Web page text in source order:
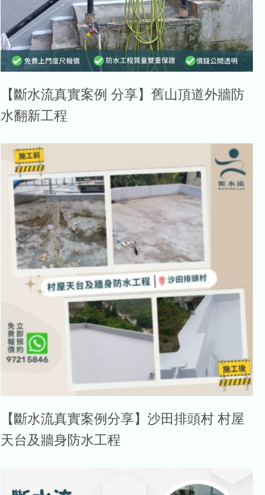
【斷水流真實案例 分享】舊山頂道外牆防
水翻新工程
【斷水流真實案例分享】沙田排頭村 村屋
天台及牆身防水工程